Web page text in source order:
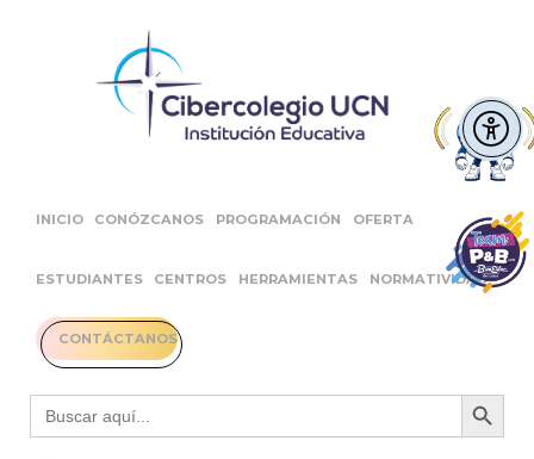
INICIO CONÓZCANOS PROGRAMACIÓN OFERTA
ESTUDIANTES CENTROS HERRAMIENTAS NORMATIVIDAD
CONTÁCTANOS
Buscar: Botón